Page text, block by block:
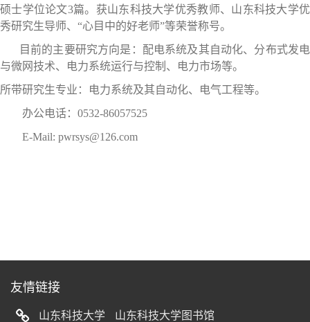
硕士学位论文3篇。获山东科技大学优秀教师、山东科技大学优
秀研究生导师、“心目中的好老师”等荣誉称号。
目前的主要研究方向是：配电系统及其自动化、分布式发电
与微网技术、电力系统运行与控制、电力市场等。
所带研究生专业：电力系统及其自动化、电气工程等。
办公电话：0532-86057525
E-Mail: pwrsys@126.com
友情链接
山东科技大学
山东科技大学图书馆